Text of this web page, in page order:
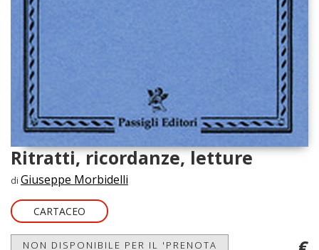
Ritratti, ricordanze, letture
di Giuseppe Morbidelli
CARTACEO
NON DISPONIBILE PER IL 'PRENOTA